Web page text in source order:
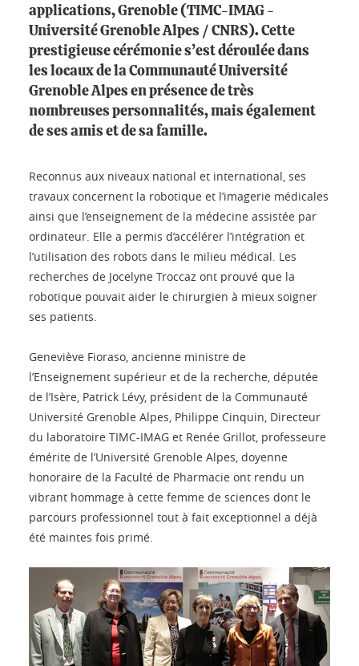
applications, Grenoble (TIMC-IMAG -
Université Grenoble Alpes / CNRS). Cette
prestigieuse cérémonie s’est déroulée dans
les locaux de la Communauté Université
Grenoble Alpes en présence de très
nombreuses personnalités, mais également
de ses amis et de sa famille.
Reconnus aux niveaux national et international, ses
travaux concernent la robotique et l’imagerie médicales
ainsi que l’enseignement de la médecine assistée par
ordinateur. Elle a permis d’accélérer l’intégration et
l’utilisation des robots dans le milieu médical. Les
recherches de Jocelyne Troccaz ont prouvé que la
robotique pouvait aider le chirurgien à mieux soigner
ses patients.
Geneviève Fioraso, ancienne ministre de
l’Enseignement supérieur et de la recherche, députée
de l’Isère, Patrick Lévy, président de la Communauté
Université Grenoble Alpes, Philippe Cinquin, Directeur
du laboratoire TIMC-IMAG et Renée Grillot, professeure
émérite de l’Université Grenoble Alpes, doyenne
honoraire de la Faculté de Pharmacie ont rendu un
vibrant hommage à cette femme de sciences dont le
parcours professionnel tout à fait exceptionnel a déjà
été maintes fois primé.